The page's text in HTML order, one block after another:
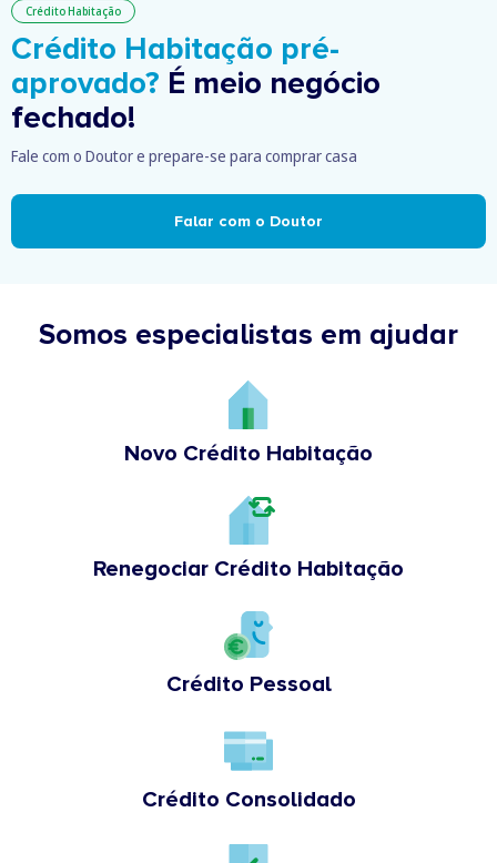
Crédito Habitação
Crédito Habitação pré-
aprovado? É meio negócio
fechado!
Fale com o Doutor e prepare-se para comprar casa
Falar com o Doutor
Somos especialistas em ajudar
Novo Crédito Habitação
Renegociar Crédito Habitação
Crédito Pessoal
Crédito Consolidado